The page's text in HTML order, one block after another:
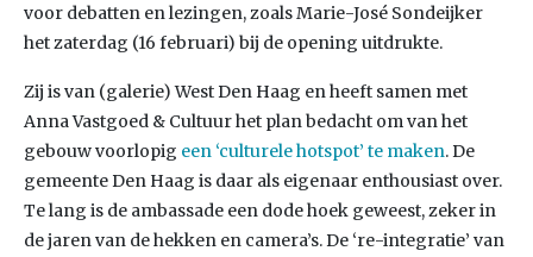
voor debatten en lezingen, zoals Marie-José Sondeijker
het zaterdag (16 februari) bij de opening uitdrukte.
Zij is van (galerie) West Den Haag en heeft samen met
Anna Vastgoed & Cultuur het plan bedacht om van het
gebouw voorlopig een ‘culturele hotspot’ te maken. De
gemeente Den Haag is daar als eigenaar enthousiast over.
Te lang is de ambassade een dode hoek geweest, zeker in
de jaren van de hekken en camera’s. De ‘re-integratie’ van